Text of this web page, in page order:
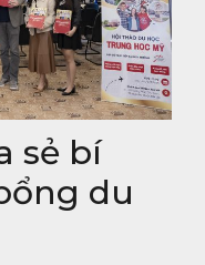
sẻ bí
du